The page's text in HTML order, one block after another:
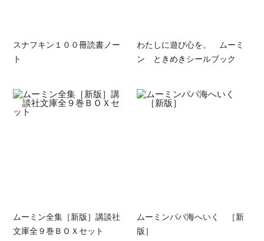
スナフキン１００冊読書ノー
ト
わたしに遊び心を。 ムーミ
ン ときめきシールブック
ムーミン全集［新版］講談社
文庫全９巻ＢＯＸセット
ムーミンパパ海へいく ［新
版］